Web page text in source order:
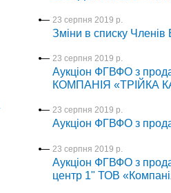
23 серпня 2019 р.
Зміни в списку Членів
23 серпня 2019 р.
Аукціон ФГВФО з
КОМПАНІЯ «ТРІЙКА
23 серпня 2019 р.
Аукціон ФГВФО з
23 серпня 2019 р.
Аукціон ФГВФО з
центр 1" ТОВ